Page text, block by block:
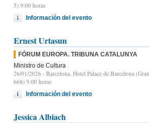
5) 9:00 horas
Información del evento
Ernest Urtasun
FÓRUM EUROPA. TRIBUNA CATALUNYA
Ministro de Cultura
26/01/2026 - Barcelona, Hotel Palace de Barcelona
668) 9.00 horas
Información del evento
Jessica Albiach